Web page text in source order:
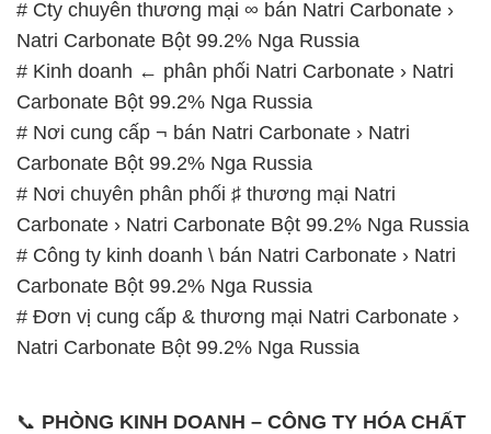
# Cty chuyên thương mại ∞ bán Natri Carbonate ›
Natri Carbonate Bột 99.2% Nga Russia
# Kinh doanh ← phân phối Natri Carbonate › Natri
Carbonate Bột 99.2% Nga Russia
# Nơi cung cấp ¬ bán Natri Carbonate › Natri
Carbonate Bột 99.2% Nga Russia
# Nơi chuyên phân phối ♯ thương mại Natri
Carbonate › Natri Carbonate Bột 99.2% Nga Russia
# Công ty kinh doanh \ bán Natri Carbonate › Natri
Carbonate Bột 99.2% Nga Russia
# Đơn vị cung cấp & thương mại Natri Carbonate ›
Natri Carbonate Bột 99.2% Nga Russia
📞 PHÒNG KINH DOANH – CÔNG TY HÓA CHẤT